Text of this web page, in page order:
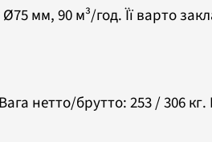
мм, 90 м³/год. Її варто
нетто/брутто: 253 / 306